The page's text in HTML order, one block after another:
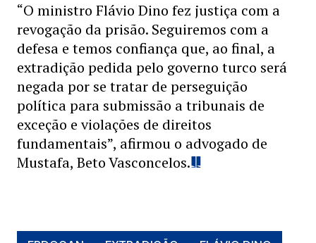
“O ministro Flávio Dino fez justiça com a
revogação da prisão. Seguiremos com a
defesa e temos confiança que, ao final, a
extradição pedida pelo governo turco será
negada por se tratar de perseguição
política para submissão a tribunais de
exceção e violações de direitos
fundamentais”, afirmou o advogado de
Mustafa, Beto Vasconcelos.